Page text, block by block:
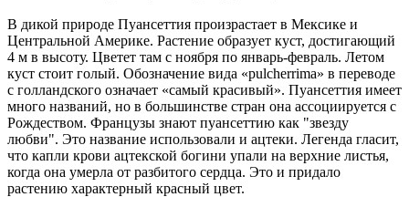
В дикой природе Пуансеттия произрастает в Мексике и
Центральной Америке. Растение образует куст, достигающий
4 м в высоту. Цветет там с ноября по январь-февраль. Летом
куст стоит голый. Обозначение вида «pulcherrima» в переводе
с голландского означает «самый красивый». Пуансеттия имеет
много названий, но в большинстве стран она ассоциируется с
Рождеством. Французы знают пуансеттию как "звезду
любви". Это название использовали и ацтеки. Легенда гласит,
что капли крови ацтекской богини упали на верхние листья,
когда она умерла от разбитого сердца. Это и придало
растению характерный красный цвет.